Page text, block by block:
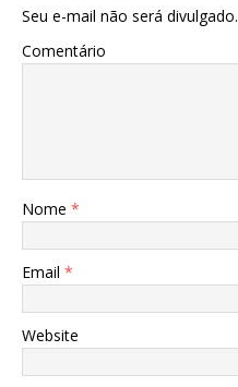
Seu e-mail não será divulgado.
Comentário
Nome *
Email *
Website